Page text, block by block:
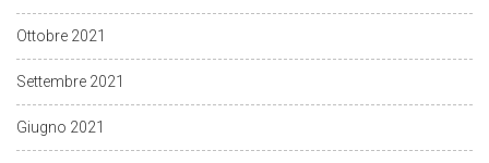
Ottobre 2021
Settembre 2021
Giugno 2021